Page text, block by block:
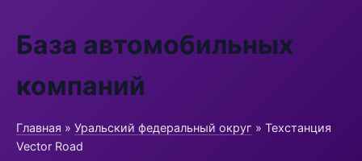
База автомобильных
компаний
Главная » Уральский федеральный округ » Техстанция
Vector Road